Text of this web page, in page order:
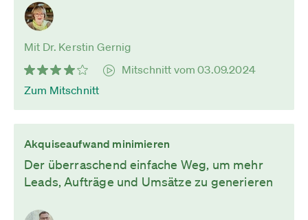
Mit Dr. Kerstin Gernig
Mitschnitt vom 03.09.2024
Zum Mitschnitt
Akquiseaufwand minimieren
Der überraschend einfache Weg, um mehr
Leads, Aufträge und Umsätze zu generieren